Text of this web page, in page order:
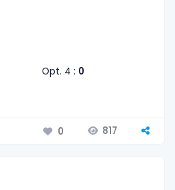
Opt. 4 : 0
0 817